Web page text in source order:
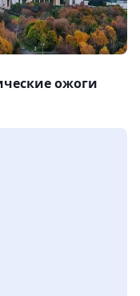
ожоги